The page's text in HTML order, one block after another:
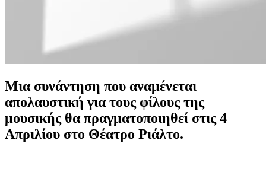
Μια συνάντηση που αναμένεται
απολαυστική για τους φίλους της
μουσικής θα πραγματοποιηθεί στις 4
Απριλίου στο Θέατρο Ριάλτο.